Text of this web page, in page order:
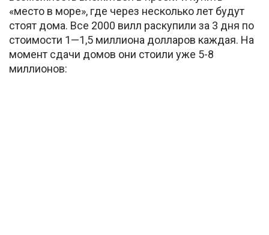
«место в море», где через несколько лет будут
стоят дома. Все 2000 вилл раскупили за 3 дня по
стоимости 1—1,5 миллиона долларов каждая. На
момент сдачи домов они стоили уже 5-8
миллионов: